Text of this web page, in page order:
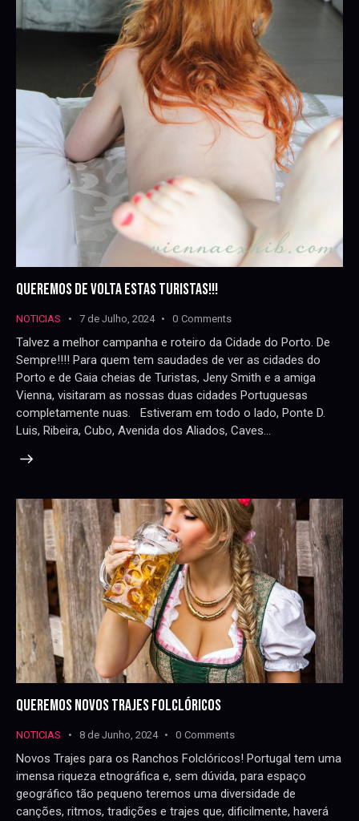
QUEREMOS DE VOLTA ESTAS TURISTAS!!!
NOTICIAS 7 de Julho, 2024 0 Comments
Talvez a melhor campanha e roteiro da Cidade do Porto. De
Sempre!!!! Para quem tem saudades de ver as cidades do
Porto e de Gaia cheias de Turistas, Jeny Smith e a amiga
Vienna, visitaram as nossas duas cidades Portuguesas
completamente nuas. Estiveram em todo o lado, Ponte D.
Luis, Ribeira, Cubo, Avenida dos Aliados, Caves…
QUEREMOS NOVOS TRAJES FOLCLÓRICOS
NOTICIAS 8 de Junho, 2024 0 Comments
Novos Trajes para os Ranchos Folclóricos! Portugal tem uma
imensa riqueza etnográfica e, sem dúvida, para espaço
geográfico tão pequeno teremos uma diversidade de
canções, ritmos, tradições e trajes que, dificilmente, haverá